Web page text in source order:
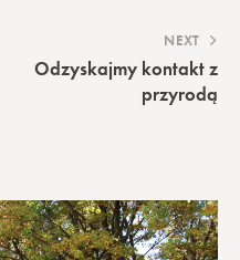
NEXT
Odzyskajmy kontakt z
przyrodą